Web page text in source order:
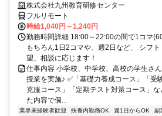
株式会社九州教育研修センター
フルリモート
時給1,040円～1,240円
勤務時間詳細 18:00～22:00の間で1コマ
もちろん1日2コマや、週2日など、 シフ
望、相談に応じます！
仕事内容 小学校、中学校、高校の学生さ
授業を実施♪ ✅「基礎力養成コース」「受
克服コース」「定期テスト対策コース」
た内容で個...
業界未経験者歓迎 扶養内勤務OK 週1日からOK
副